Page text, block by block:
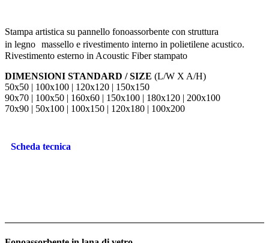
Stampa artistica su pannello fonoassorbente con struttura
in legno massello e rivestimento interno in polietilene acustico.
Rivestimento esterno in Acoustic Fiber stampato
DIMENSIONI STANDARD / SIZE (L/W X A/H)
50x50 | 100x100 | 120x120 | 150x150
90x70 | 100x50 | 160x60 | 150x100 | 180x120 | 200x100
70x90 | 50x100 | 100x150 | 120x180 | 100x200
Scheda tecnica